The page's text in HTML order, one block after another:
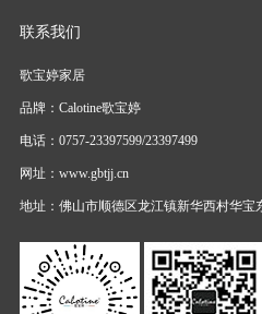
联系我们
歌宝婷家居
品牌：Calotine歌宝婷
电话：0757-23397599/23397499
网址：www.gbtjj.cn
地址：佛山市顺德区龙江镇新华西村华宝